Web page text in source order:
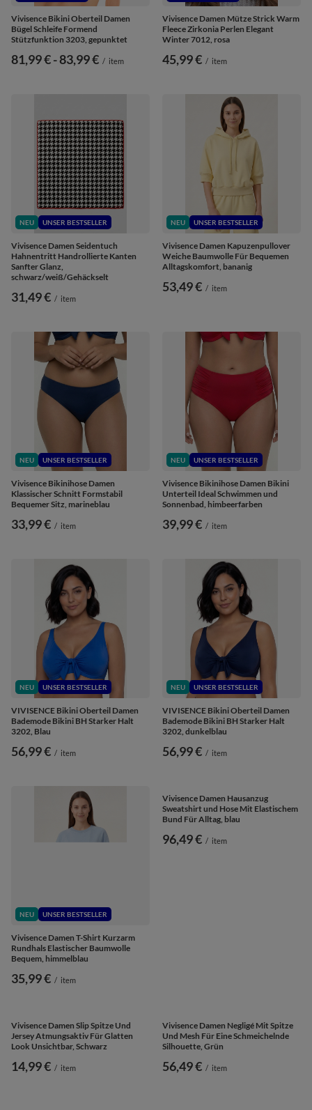
Vivisence Bikini Oberteil Damen
Bügel Schleife Formend
Stützfunktion 3203, gepunktet
ab
81,99 €-bis
83,99 € / item
Vivisence Damen Mütze Strick Warm
Fleece Zirkonia Perlen Elegant
Winter 7012, rosa
45,99 € / item
NEU UNSER BESTSELLER
Vivisence Damen Seidentuch
Hahnentritt Handrollierte Kanten
Sanfter Glanz,
schwarz/weiß/Gehäckselt
31,49 € / item
NEU UNSER BESTSELLER
Vivisence Damen Kapuzenpullover
Weiche Baumwolle Für Bequemen
Alltagskomfort, bananig
53,49 € / item
NEU UNSER BESTSELLER
Vivisence Bikinihose Damen
Klassischer Schnitt Formstabil
Bequemer Sitz, marineblau
33,99 € / item
NEU UNSER BESTSELLER
Vivisence Bikinihose Damen Bikini
Unterteil Ideal Schwimmen und
Sonnenbad, himbeerfarben
39,99 € / item
NEU UNSER BESTSELLER
VIVISENCE Bikini Oberteil Damen
Bademode Bikini BH Starker Halt
3202, Blau
56,99 € / item
NEU UNSER BESTSELLER
VIVISENCE Bikini Oberteil Damen
Bademode Bikini BH Starker Halt
3202, dunkelblau
56,99 € / item
NEU UNSER BESTSELLER
Vivisence Damen T-Shirt Kurzarm
Rundhals Elastischer Baumwolle
Bequem, himmelblau
35,99 € / item